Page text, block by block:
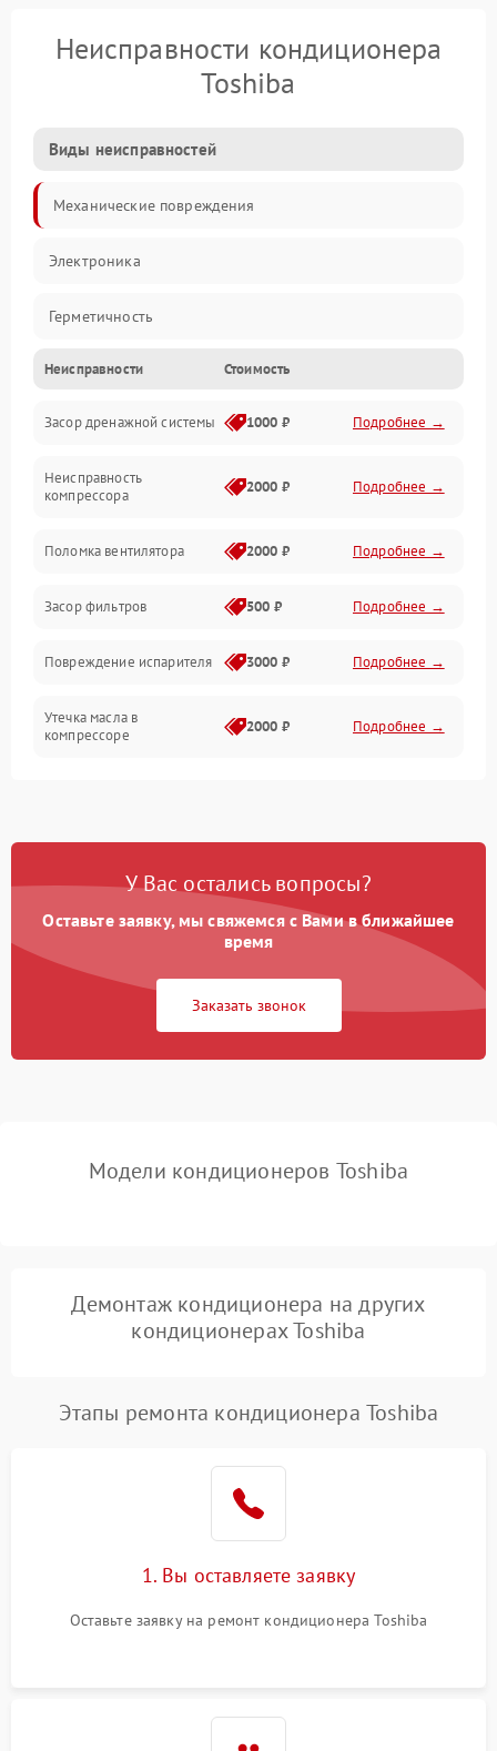
Неисправности кондиционера
Toshiba
Виды неисправностей
Механические повреждения
Электроника
Герметичность
Механика
Управление
Электропитание
Неисправности Стоимость
Засор дренажной системы 1000 ₽ Подробнее →
Неисправность
компрессора
2000 ₽ Подробнее →
Поломка вентилятора 2000 ₽ Подробнее →
Засор фильтров 500 ₽ Подробнее →
Повреждение испарителя 3000 ₽ Подробнее →
Утечка масла в
компрессоре
2000 ₽ Подробнее →
четырехходового клапана
Подробнее →
вентилятора
1500 ₽ Подробнее →
1000 ₽ Подробнее →
У Вас остались вопросы?
Оставьте заявку, мы свяжемся с Вами в ближайшее
время
Заказать звонок
Модели кондиционеров Toshiba
Демонтаж кондиционера на других
кондиционерах Toshiba
Этапы ремонта кондиционера Toshiba
1. Вы оставляете заявку
Оставьте заявку на ремонт кондиционера Toshiba